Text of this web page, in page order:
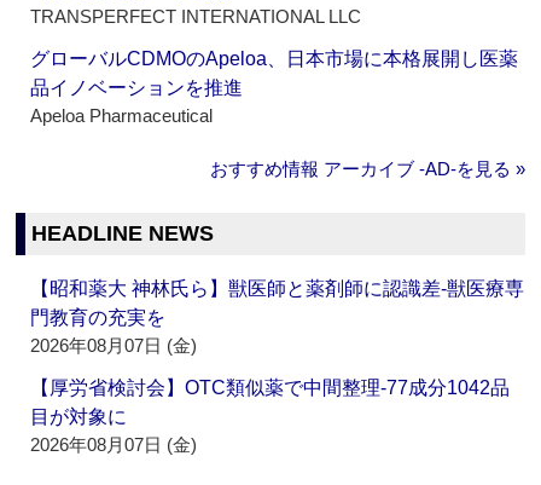
TRANSPERFECT INTERNATIONAL LLC
グローバルCDMOのApeloa、日本市場に本格展開し医薬
品イノベーションを推進
Apeloa Pharmaceutical
おすすめ情報 アーカイブ ‐AD‐を見る »
HEADLINE NEWS
【昭和薬大 神林氏ら】獣医師と薬剤師に認識差‐獣医療専
門教育の充実を
2026年08月07日 (金)
【厚労省検討会】OTC類似薬で中間整理‐77成分1042品
目が対象に
2026年08月07日 (金)